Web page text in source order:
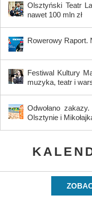
Olsztyński Teatr
nawet 100 mln zł
Rowerowy Raport.
Festiwal Kultury
muzyka, teatr i
Odwołano
Olsztynie i